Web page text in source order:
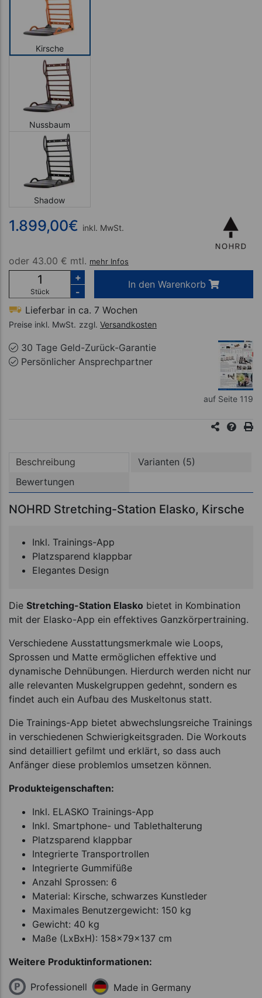
Kirsche
Nussbaum
Shadow
1.899,00€ inkl. MwSt.
oder 43.00 € mtl. mehr Infos
Stück
+
-
In den Warenkorb
Lieferbar in ca. 7 Wochen
Preise inkl. MwSt. zzgl. Versandkosten
30 Tage Geld-Zurück-Garantie
Persönlicher Ansprechpartner
auf Seite 119
Beschreibung
Varianten (5)
Bewertungen
NOHRD Stretching-Station Elasko, Kirsche
Inkl. Trainings-App
Platzsparend klappbar
Elegantes Design
Die Stretching-Station Elasko bietet in Kombination
mit der Elasko-App ein effektives Ganzkörpertraining.
Verschiedene Ausstattungsmerkmale wie Loops,
Sprossen und Matte ermöglichen effektive und
dynamische Dehnübungen. Hierdurch werden nicht nur
alle relevanten Muskelgruppen gedehnt, sondern es
findet auch ein Aufbau des Muskeltonus statt.
Die Trainings-App bietet abwechslungsreiche Trainings
in verschiedenen Schwierigkeitsgraden. Die Workouts
sind detailliert gefilmt und erklärt, so dass auch
Anfänger diese problemlos umsetzen können.
Produkteigenschaften:
Inkl. ELASKO Trainings-App
Inkl. Smartphone- und Tablethalterung
Platzsparend klappbar
Integrierte Transportrollen
Integrierte Gummifüße
Anzahl Sprossen: 6
Material: Kirsche, schwarzes Kunstleder
Maximales Benutzergewicht: 150 kg
Gewicht: 40 kg
Maße (LxBxH): 158x79x137 cm
Weitere Produktinformationen:
Professionell Made in Germany